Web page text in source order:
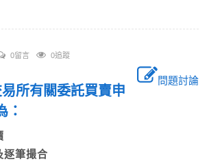
0留言 0追蹤
問題討論
所有關委託買賣申
：
逐筆撮合